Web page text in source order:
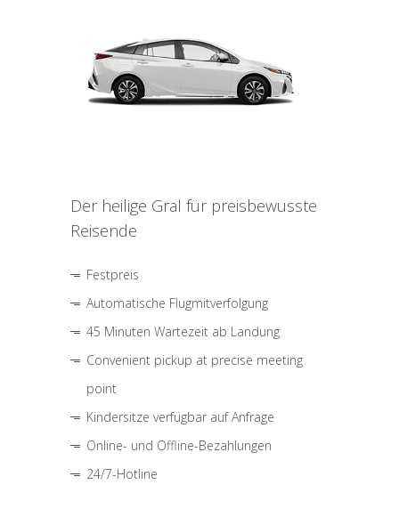
Der heilige Gral für preisbewusste
Reisende
Festpreis
Automatische Flugmitverfolgung
45 Minuten Wartezeit ab Landung
Convenient pickup at precise meeting
point
Kindersitze verfügbar auf Anfrage
Online- und Offline-Bezahlungen
24/7-Hotline